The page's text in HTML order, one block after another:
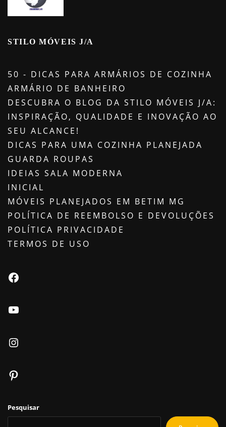
STILO MÓVEIS J/A
50 - DICAS PARA ARMÁRIOS DE COZINHA
ARMÁRIO DE BANHEIRO
DESCUBRA O BLOG DA STILO MÓVEIS J/A:
INSPIRAÇÃO, QUALIDADE E INOVAÇÃO AO
SEU ALCANCE!
DICAS PARA UMA COZINHA PLANEJADA
GUARDA ROUPAS
IDEIAS SALA MODERNA
INICIAL
MÓVEIS PLANEJADOS EM BETIM MG
POLÍTICA DE REEMBOLSO E DEVOLUÇÕES
POLÍTICA PRIVACIDADE
TERMOS DE USO
Facebook
Youtube
Instagram
Pinterest
Pesquisar